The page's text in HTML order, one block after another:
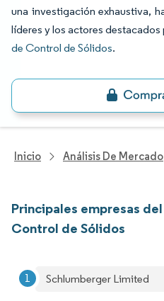
una investigación exhaustiva,
líderes y los actores destacados
de Control de Sólidos.
Inicio Análisis De Mercado
Principales empresas
Control de Sólidos
Schlumberger Limited